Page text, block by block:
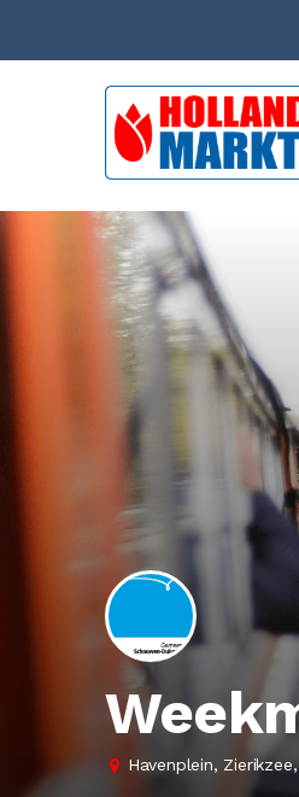
Havenplein,